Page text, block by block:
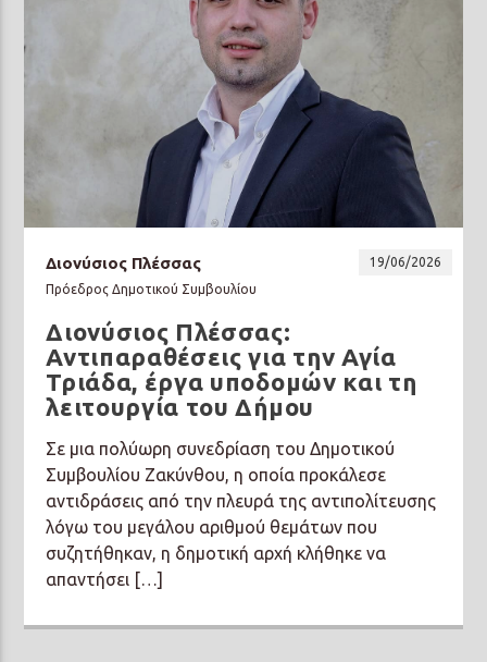
Διονύσιος Πλέσσας
19/06/2026
Πρόεδρος Δημοτικού Συμβουλίου
Διονύσιος Πλέσσας:
Αντιπαραθέσεις για την Αγία
Τριάδα, έργα υποδομών και τη
λειτουργία του Δήμου
Σε μια πολύωρη συνεδρίαση του Δημοτικού
Συμβουλίου Ζακύνθου, η οποία προκάλεσε
αντιδράσεις από την πλευρά της αντιπολίτευσης
λόγω του μεγάλου αριθμού θεμάτων που
συζητήθηκαν, η δημοτική αρχή κλήθηκε να
απαντήσει […]